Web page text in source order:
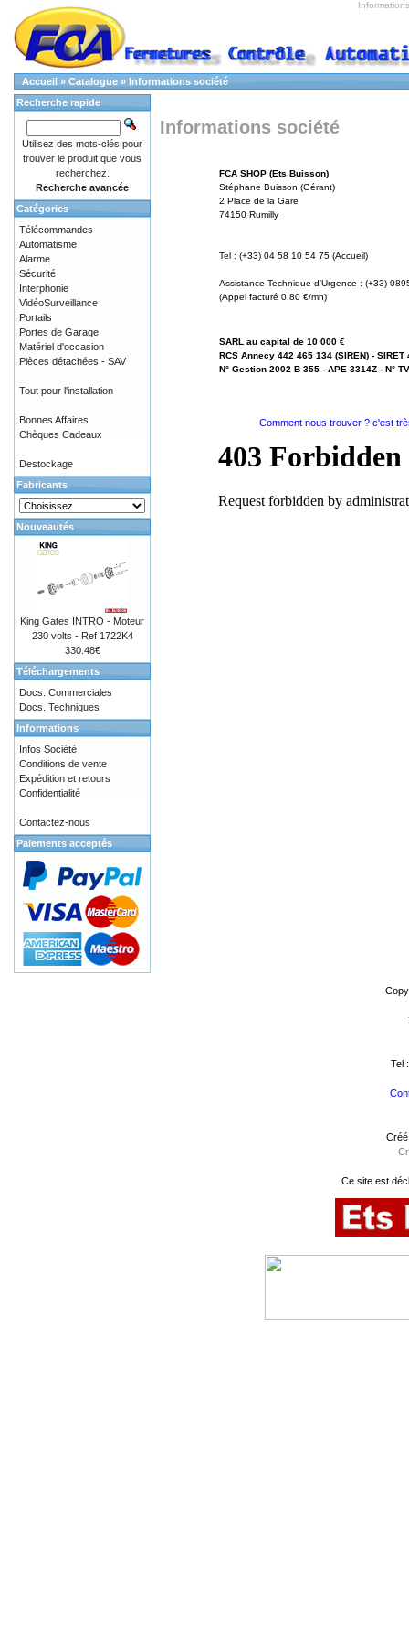
Accueil » Catalogue » Informations société
Informations société
FCA SHOP (Ets Buisson)
Stéphane Buisson (Gérant)
2 Place de la Gare
74150 Rumilly
Tel : (+33) 04 58 10 54 75 (Accueil)
Assistance Technique d'Urgence : (+33)
(Appel facturé 0.80 €/mn)
SARL au capital de 10 000 €
RCS Annecy 442 465 134 (SIREN) -
N° Gestion 2002 B 355 - APE 3314Z - N°
Comment nous trouver ? c'est
Recherche rapide
Utilisez des mots-clés pour
trouver le produit que vous
recherchez.
Recherche avancée
Catégories
Télécommandes
Automatisme
Alarme
Sécurité
Interphonie
VidéoSurveillance
Portails
Portes de Garage
Matériel d'occasion
Pièces détachées - SAV
Tout pour l'installation
Bonnes Affaires
Chèques Cadeaux
Destockage
Fabricants
Nouveautés
King Gates INTRO - Moteur
230 volts - Ref 1722K4
330.48€
Téléchargements
Docs. Commerciales
Docs. Techniques
Informations
Infos Société
Conditions de vente
Expédition et retours
Confidentialité
Contactez-nous
Paiements acceptés
Tel
Ce site est